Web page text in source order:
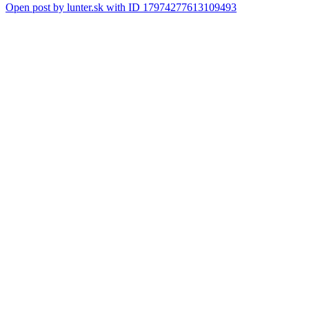
Open post by lunter.sk with ID 17974277613109493